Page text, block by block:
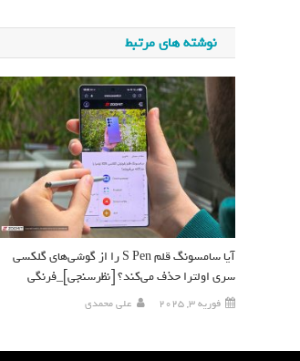
نوشته های مرتبط
آیا سامسونگ قلم S Pen را از گوشی‌های گلکسی
سری اولترا حذف می‌کند؟ [نظرسنجی]_فرنگی
فوریه 3, 2025 علی محمدی